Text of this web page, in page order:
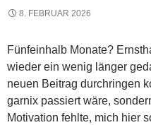
8. FEBRUAR 2026
Fünfeinhalb Monate?
wieder ein wenig länger
neuen Beitrag durchringen
garnix passiert wäre,
Motivation fehlte, mich hier